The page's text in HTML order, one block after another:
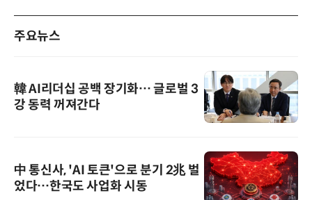
주요뉴스
韓 AI리더십 공백 장기화… 글로벌 3
강 동력 꺼져간다
中 통신사, 'AI 토큰'으로 분기 2兆 벌
었다…한국도 사업화 시동